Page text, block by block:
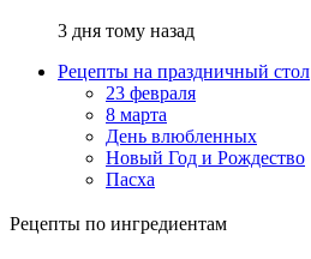
3 дня тому назад
Рецепты на праздничный стол
23 февраля
8 марта
День влюбленных
Новый Год и Рождество
Пасха
Рецепты по ингредиентам